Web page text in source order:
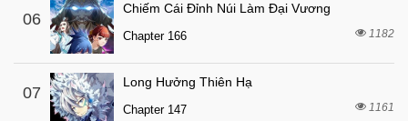
06
Chiếm Cái Đỉnh Núi Làm Đại Vương
Chapter 166 1182
07
Long Hưởng Thiên Hạ
Chapter 147 1161